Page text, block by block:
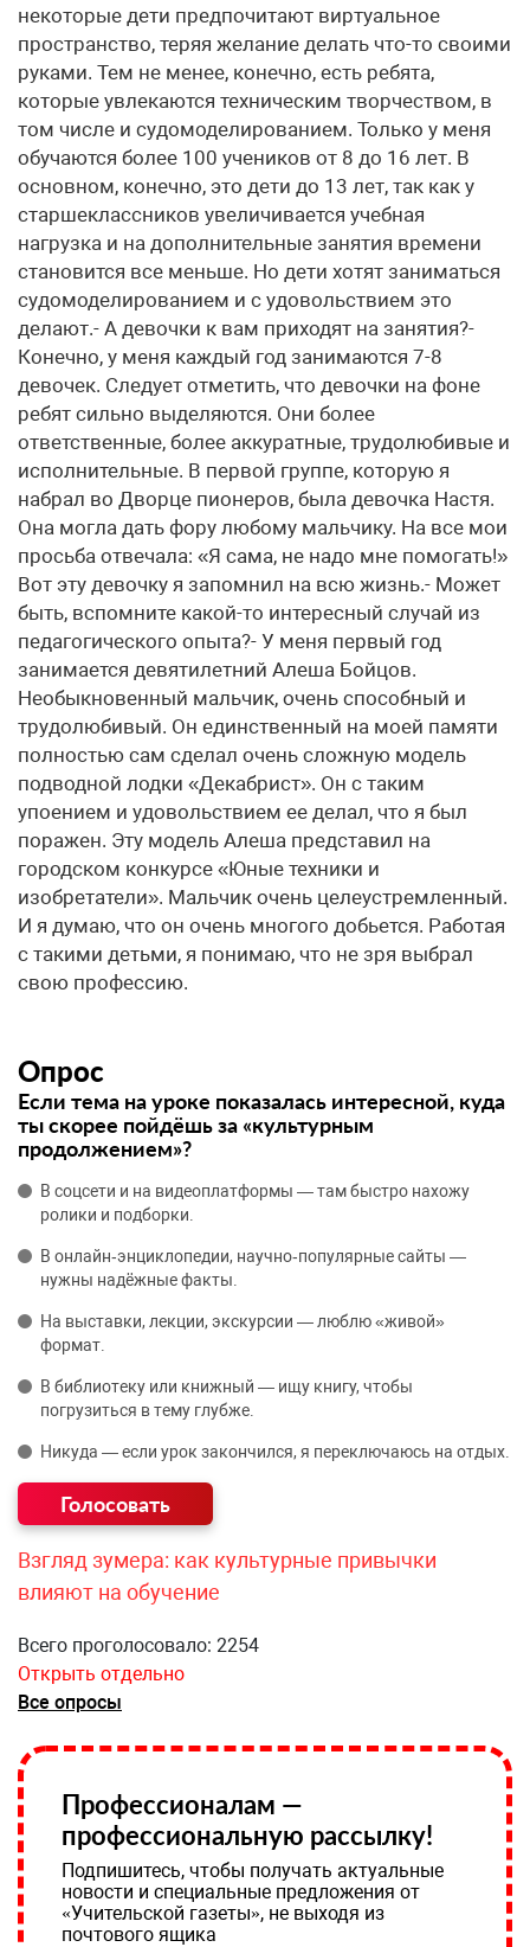
некоторые дети предпочитают виртуальное
пространство, теряя желание делать что-то своими
руками. Тем не менее, конечно, есть ребята,
которые увлекаются техническим творчеством, в
том числе и судомоделированием. Только у меня
обучаются более 100 учеников от 8 до 16 лет. В
основном, конечно, это дети до 13 лет, так как у
старшеклассников увеличивается учебная
нагрузка и на дополнительные занятия времени
становится все меньше. Но дети хотят заниматься
судомоделированием и с удовольствием это
делают.- А девочки к вам приходят на занятия?-
Конечно, у меня каждый год занимаются 7-8
девочек. Следует отметить, что девочки на фоне
ребят сильно выделяются. Они более
ответственные, более аккуратные, трудолюбивые и
исполнительные. В первой группе, которую я
набрал во Дворце пионеров, была девочка Настя.
Она могла дать фору любому мальчику. На все мои
просьба отвечала: «Я сама, не надо мне помогать!»
Вот эту девочку я запомнил на всю жизнь.- Может
быть, вспомните какой-то интересный случай из
педагогического опыта?- У меня первый год
занимается девятилетний Алеша Бойцов.
Необыкновенный мальчик, очень способный и
трудолюбивый. Он единственный на моей памяти
полностью сам сделал очень сложную модель
подводной лодки «Декабрист». Он с таким
упоением и удовольствием ее делал, что я был
поражен. Эту модель Алеша представил на
городском конкурсе «Юные техники и
изобретатели». Мальчик очень целеустремленный.
И я думаю, что он очень многого добьется. Работая
с такими детьми, я понимаю, что не зря выбрал
свою профессию.
Опрос
Если тема на уроке показалась интересной, куда
ты скорее пойдёшь за «культурным
продолжением»?
В соцсети и на видеоплатформы — там быстро нахожу
ролики и подборки.
В онлайн‑энциклопедии, научно‑популярные сайты —
нужны надёжные факты.
На выставки, лекции, экскурсии — люблю «живой»
формат.
В библиотеку или книжный — ищу книгу, чтобы
погрузиться в тему глубже.
Никуда — если урок закончился, я переключаюсь на отдых.
Взгляд зумера: как культурные привычки
влияют на обучение
Всего проголосовало: 2254
Открыть отдельно
Все опросы
Профессионалам —
профессиональную рассылку!
Подпишитесь, чтобы получать актуальные
новости и специальные предложения от
«Учительской газеты», не выходя из
почтового ящика